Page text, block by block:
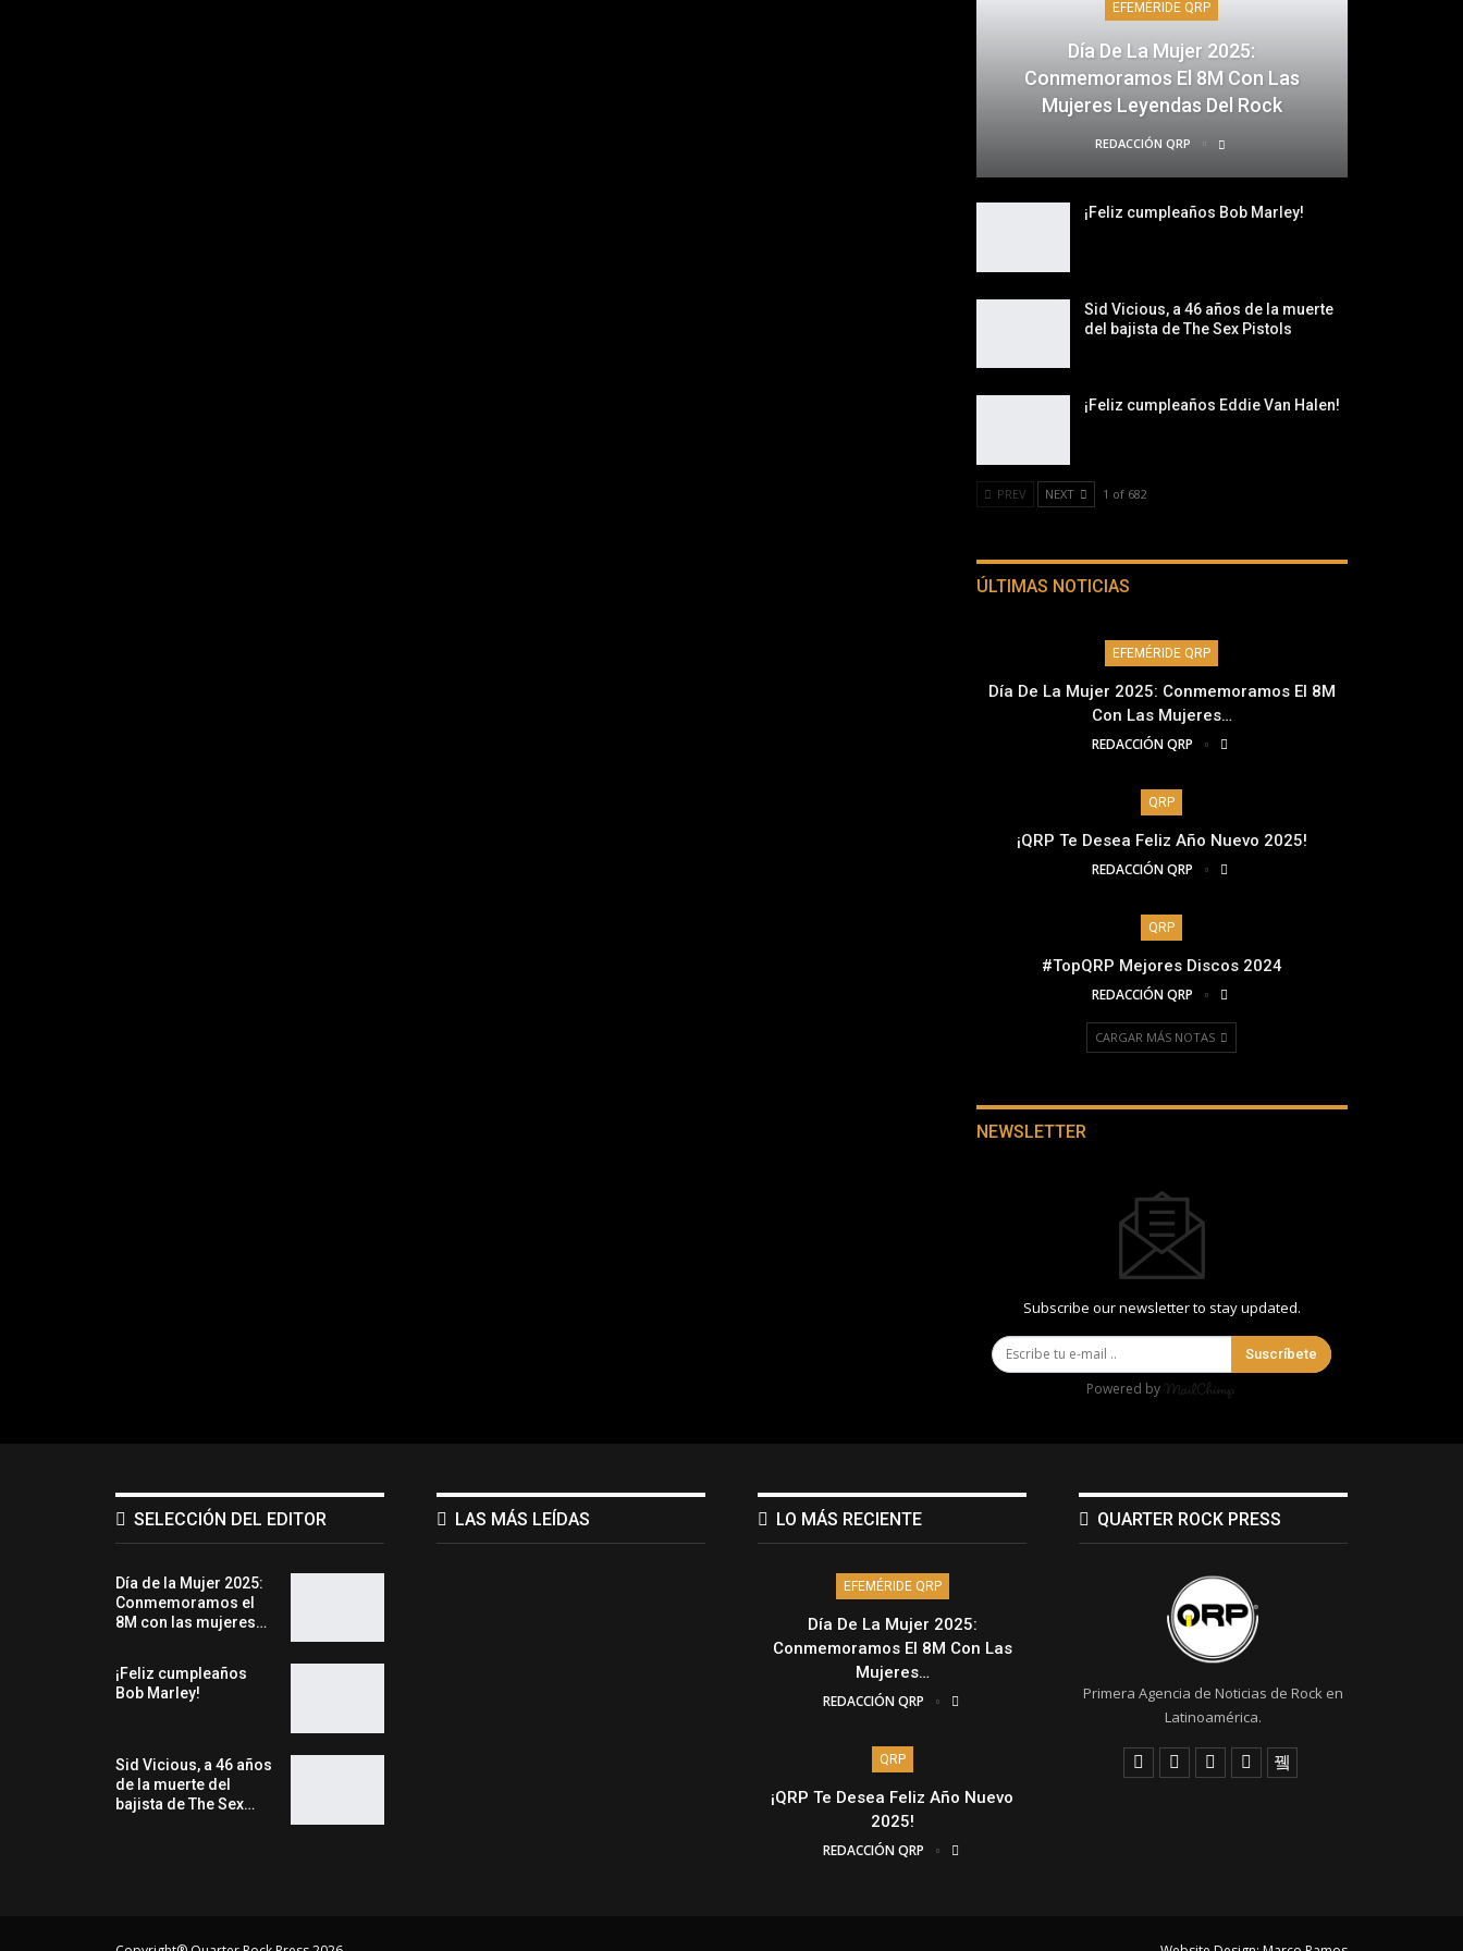
EFEMÉRIDE QRP
Día De La Mujer 2025:
Conmemoramos El 8M Con Las
Mujeres Leyendas Del Rock
REDACCIÓN QRP
¡Feliz cumpleaños Bob Marley!
Sid Vicious, a 46 años de la muerte
del bajista de The Sex Pistols
¡Feliz cumpleaños Eddie Van Halen!
PREV NEXT 1 of 682
ÚLTIMAS NOTICIAS
EFEMÉRIDE QRP
Día De La Mujer 2025: Conmemoramos El 8M
Con Las Mujeres…
REDACCIÓN QRP
QRP
¡QRP Te Desea Feliz Año Nuevo 2025!
REDACCIÓN QRP
QRP
#TopQRP Mejores Discos 2024
REDACCIÓN QRP
CARGAR MÁS NOTAS
NEWSLETTER
Subscribe our newsletter to stay updated.
Suscríbete
Powered by
SELECCIÓN DEL EDITOR
Día de la Mujer 2025:
Conmemoramos el
8M con las mujeres…
¡Feliz cumpleaños
Bob Marley!
Sid Vicious, a 46 años
de la muerte del
bajista de The Sex…
LAS MÁS LEÍDAS LO MÁS RECIENTE
EFEMÉRIDE QRP
Día De La Mujer 2025:
Conmemoramos El 8M Con Las
Mujeres…
REDACCIÓN QRP
QRP
¡QRP Te Desea Feliz Año Nuevo
2025!
REDACCIÓN QRP
QUARTER ROCK PRESS
Primera Agencia de Noticias de Rock en
Latinoamérica.